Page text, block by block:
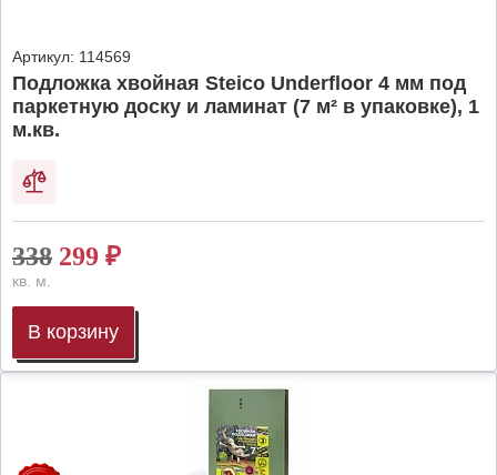
Артикул: 114569
Подложка хвойная Steico Underfloor 4 мм под
паркетную доску и ламинат (7 м² в упаковке), 1
м.кв.
338 299 ₽
кв. м.
В корзину